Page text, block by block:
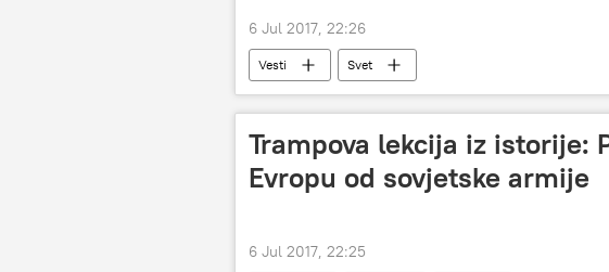
6 Jul 2017, 22:26
Vesti Svet
Trampova lekcija iz istorije:
Evropu od sovjetske armije
6 Jul 2017, 22:25